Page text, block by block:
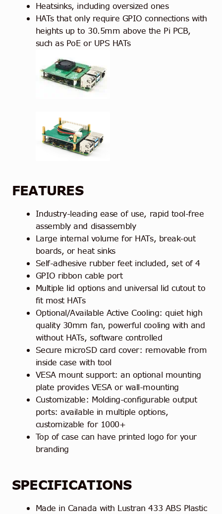
Heatsinks, including oversized ones
HATs that only require GPIO connections with
heights up to 30.5mm above the Pi PCB,
such as PoE or UPS HATs
FEATURES
Industry-leading ease of use, rapid tool-free
assembly and disassembly
Large internal volume for HATs, break-out
boards, or heat sinks
Self-adhesive rubber feet included, set of 4
GPIO ribbon cable port
Multiple lid options and universal lid cutout to
fit most HATs
Optional/Available Active Cooling: quiet high
quality 30mm fan, powerful cooling with and
without HATs, software controlled
Secure microSD card cover: removable from
inside case with tool
VESA mount support: an optional mounting
plate provides VESA or wall-mounting
Customizable: Molding-configurable output
ports: available in multiple options,
customizable for 1000+
Top of case can have printed logo for your
branding
SPECIFICATIONS
Made in Canada with Lustran 433 ABS Plastic